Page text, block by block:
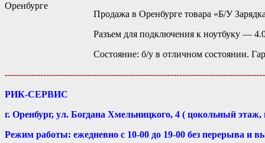
Продажа в Оренбурге товара «Б/У
Разъем для подключения к ноутбуку —
Состояние: б/у в отличном состоянии.
РИК-СЕРВИС
г. Оренбург, ул. Богдана Хмельницкого, 4 ( цокольный этаж,
Режим работы: ежедневно с 10-00 до 19-00 без перерыва и